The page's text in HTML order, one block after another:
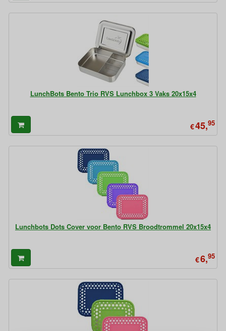
LunchBots Bento Trio RVS Lunchbox 3 Vaks 20x15x4
€45,95
Lunchbots Dots Cover voor Bento RVS Broodtrommel 20x15x4
€6,95